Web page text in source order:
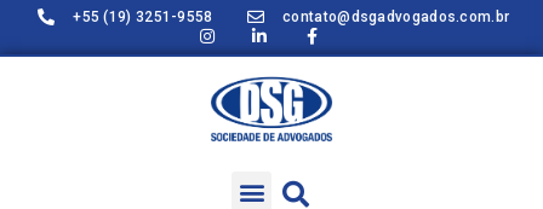
+55 (19) 3251-9558 contato@dsgadvogados.com.br